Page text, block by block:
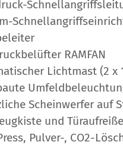
RAMFAN
Lichtmast (2 x
Scheinwerfer auf
und
Pulver-, CO2-